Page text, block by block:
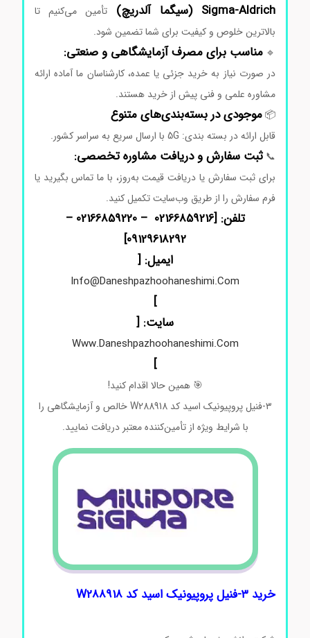
Sigma-Aldrich ( سیگماآلدریچ) تأمینمی‌کنیمتا
بالاترینخلوصوکیفیتبرایشماتضمینشود.
مناسببرایمصرفآزمایشگاهیوصنعتی:
صورتنیازبه خریدجزئییاعمده،کارشناسانما آمادهارائه
مشاورهعلمیوفنیپیشازخریدهستند.
موجودیدربسته‌بندی‌هایمتنوع
قابلارائهدربسته بندی: 5G باارسالسریعبه سراسرکشور.
ثبتسفارشودریافتمشاورهتخصصی:
برایثبتسفارشیادریافتقیمتبه‌روز،باماتماسبگیریدیا
فرمسفارشراازطریقوب‌سایتتکمیلکنید.
تلفن: [02166859216 – 02166859220 –
09129618292
]
ایمیل: [
Info@daneshpazhoohaneshimi.com
سایت: [
Www.daneshpazhoohaneshimi.com
همینحالااقدامکنید!
وآزمایشگاهیرا
شرایطویژهازتأمین‌کنندهمعتبردریافتنمایید.
خرید۳-فنیل پروپیونیک اسید کد W288918